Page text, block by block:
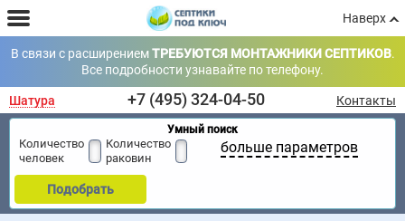
Наверх
В связи с расширениемТРЕБУЮТСЯ МОНТАЖНИКИ СЕПТИКОВ.
Все подробности узнавайте по телефону.
Шатура +7 (495) 324-04-50 Контакты
Умный поиск
Количество
человек
Количество
раковин
больше параметров
Подобрать